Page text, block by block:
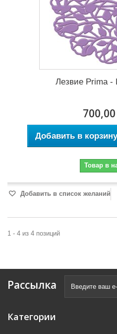
Лезвие Prima -
Добавить в корзину
Товар в
Добавить в список желаний
1 - 4 из 4 позиций
Рассылка
Категории